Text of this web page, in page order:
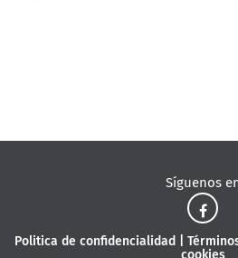
Síguenos
Politica de confidencialidad
cookies